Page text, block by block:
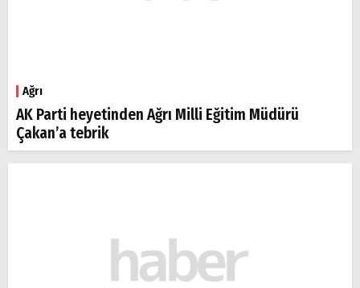
Ağrı
AK Parti heyetinden Ağrı Milli Eğitim Müdürü
Çakan’a tebrik